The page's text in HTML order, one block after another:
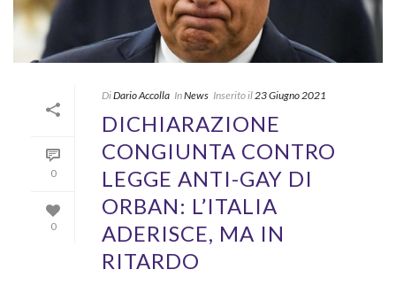
0
0
DiDario Accolla InNews Inserito il 23 Giugno 2021
DICHIARAZIONE
CONGIUNTA CONTRO
LEGGE ANTI-GAY DI
ORBAN: L’ITALIA
ADERISCE, MA IN
RITARDO